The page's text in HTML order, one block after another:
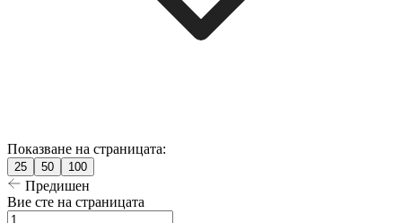
Показване на страницата:
25 50 100
Предишен
Вие сте на страницата